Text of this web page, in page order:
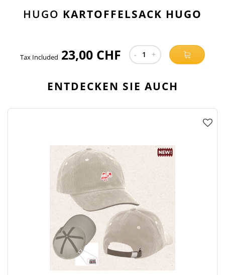
HUGO KARTOFFELSACK HUGO
Tax Included 23,00 CHF - 1 +
ENTDECKEN SIE AUCH